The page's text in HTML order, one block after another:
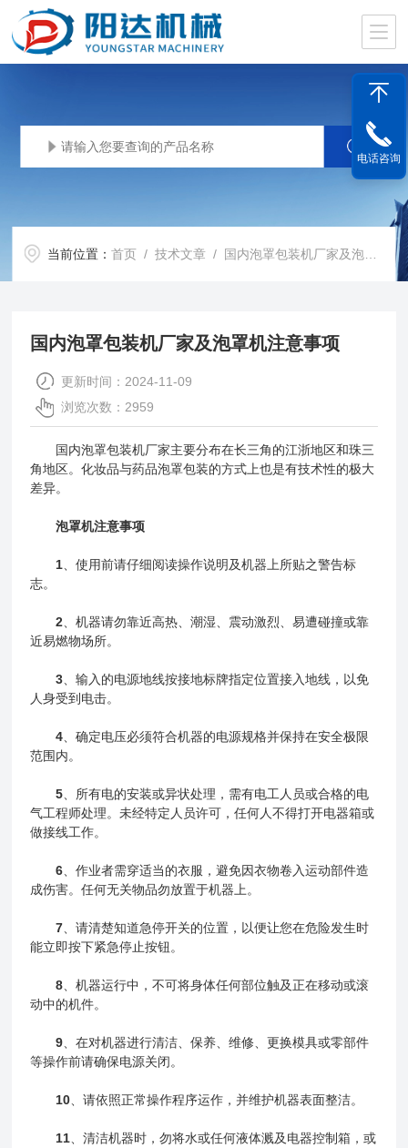
当前位置：首页 /技术文章 / 国内泡罩包装机厂家及泡罩机注意事项
国内泡罩包装机厂家及泡罩机注意事项
更新时间：2024-11-09
浏览次数：2959
国内泡罩包装机厂家主要分布在长三角的江浙地区和珠三
角地区。化妆品与药品泡罩包装的方式上也是有技术性的极大
差异。
泡罩机注意事项
1 、使用前请仔细阅读操作说明及机器上所贴之警告标
志。
2 、机器请勿靠近高热、潮湿、震动激烈、易遭碰撞或靠
近易燃物场所。
3 、输入的电源地线按接地标牌指定位置接入地线，以免
人身受到电击。
4 、确定电压必须符合机器的电源规格并保持在安全极限
范围内。
5 、所有电的安装或异状处理，需有电工人员或合格的电
气工程师处理。未经特定人员许可，任何人不得打开电器箱或
做接线工作。
6 、作业者需穿适当的衣服，避免因衣物卷入运动部件造
成伤害。任何无关物品勿放置于机器上。
7 、请清楚知道急停开关的位置，以便让您在危险发生时
能立即按下紧急停止按钮。
8 、机器运行中，不可将身体任何部位触及正在移动或滚
动中的机件。
9 、在对机器进行清洁、保养、维修、更换模具或零部件
等操作前请确保电源关闭。
10 、请依照正常操作程序运作，并维护机器表面整洁。
11 、清洁机器时，勿将水或任何液体溅及电器控制箱，或
电话咨询